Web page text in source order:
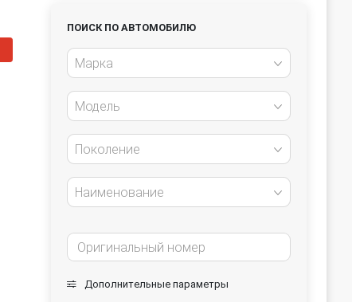
ПОИСК ПО АВТОМОБИЛЮ
Марка
Модель
Поколение
Наименование
Дополнительные параметры